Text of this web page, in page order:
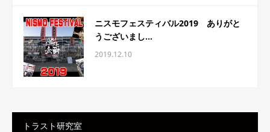
ニスモフェスティバル2019 ありがと
うございまし...
2019.12.10
トラスト研究室